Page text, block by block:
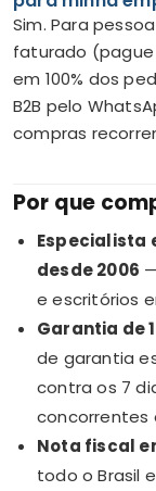
Sim. Para
faturado
em 100% dos
B2B pelo
compras
Por que
Especialista
desde 2006
e escritórios
Garantia de
de garantia
contra os 7
concorrentes
Nota fiscal
todo o Brasil